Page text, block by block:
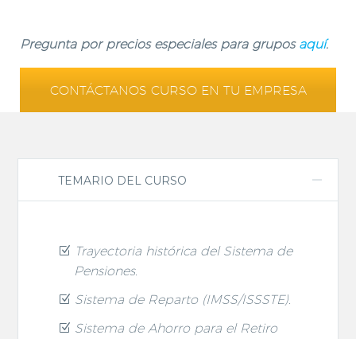
Pregunta por precios especiales para grupos aquí.
CONTÁCTANOS CURSO EN TU EMPRESA
TEMARIO DEL CURSO
Trayectoria histórica del Sistema de
Pensiones.
Sistema de Reparto (IMSS/ISSSTE).
Sistema de Ahorro para el Retiro